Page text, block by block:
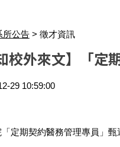
所公告> 徵才資訊
校外來文】「
29 10:59:00
定期契約醫務管理專員」甄